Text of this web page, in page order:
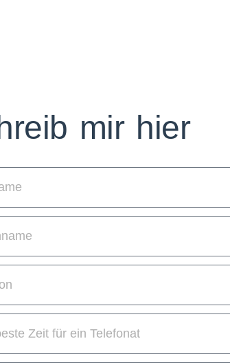
mir hier